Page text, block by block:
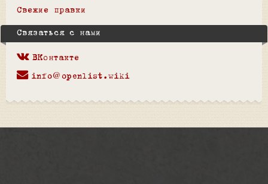
Свежие правки
Связаться с нами
ВКонтакте
info@openlist.wiki